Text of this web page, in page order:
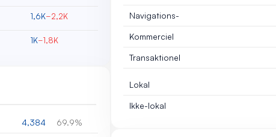
1,6K−2,2K
1K−1,8K
4,384 69.9%
Navigations-
Kommerciel
Transaktionel
Lokal
Ikke-lokal